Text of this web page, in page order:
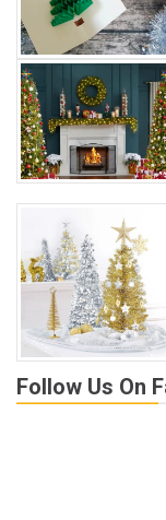
Follow Us On